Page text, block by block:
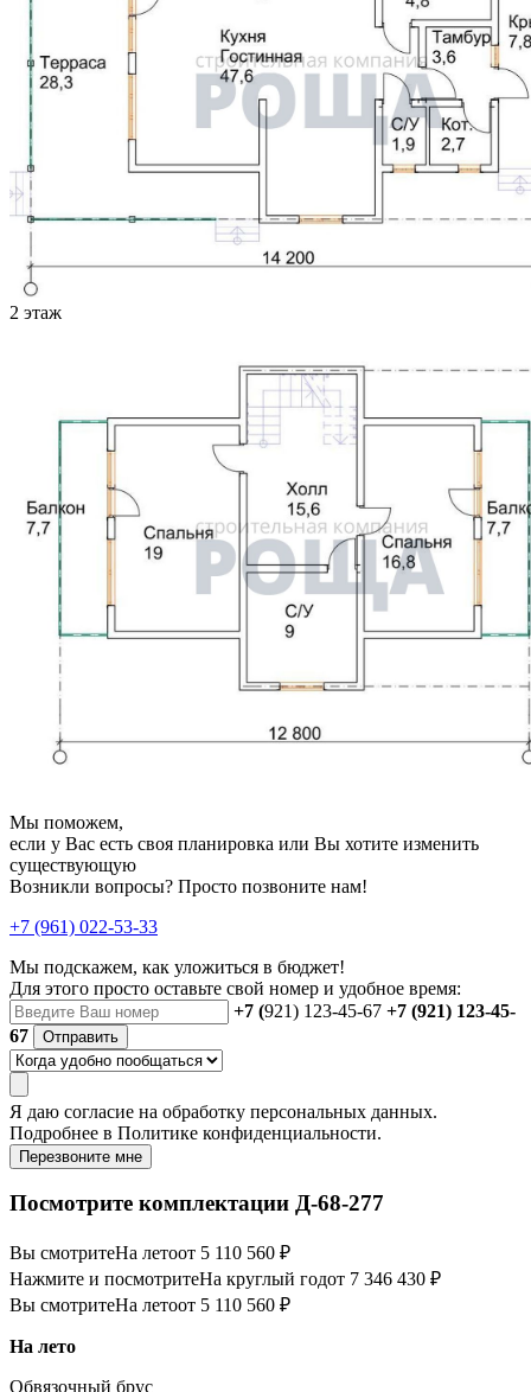
2 этаж
Мы поможем,
если у Вас есть своя планировка или Вы хотите изменить
существующую
Возникли вопросы? Просто позвоните нам!
+7 (961) 022-53-33
Мы подскажем, как уложиться в бюджет!
Для этого просто оставьте свой номер и удобное время:
+7 (921) 123-45-67 +7 (921) 123-45-
67
Отправить
Я даю согласие на обработку персональных данных.
Подробнее в Политике конфиденциальности.
Перезвоните мне
Посмотрите комплектации Д-68-277
Вы смотритеНа летоот 5 110 560 ₽
Нажмите и посмотритеНа круглый годот 7 346 430 ₽
Вы смотритеНа летоот 5 110 560 ₽
На лето
Обвязочный брус